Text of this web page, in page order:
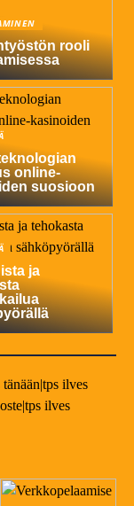
rooli
online-
suosioon
ja
ilves
ilves